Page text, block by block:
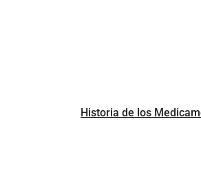
Historia de los